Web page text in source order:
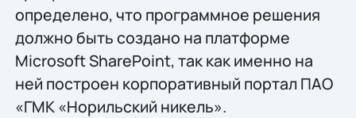
определено, что программное решения
должно быть создано на платформе
Microsoft SharePoint, так как именно на
ней построен корпоративный портал ПАО
«ГМК «Норильский никель».